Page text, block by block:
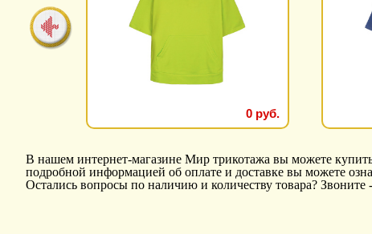
0 руб.
В нашем интернет-магазине Мир трикотажа вы можете
подробной информацией об оплате и доставке вы можете
Остались вопросы по наличию и количеству товара? Звоните -